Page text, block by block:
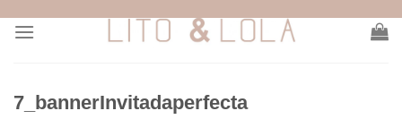
7_bannerInvitadaperfecta